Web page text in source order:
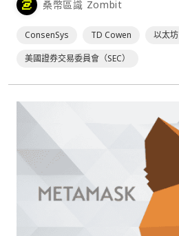
桑幣區識 Zombit
ConsenSys TD Cowen 以太坊
美國證券交易委員會（SEC）